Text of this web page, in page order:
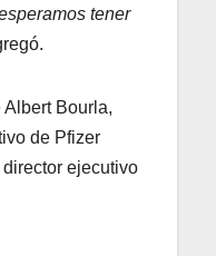
tener
ejecutivo